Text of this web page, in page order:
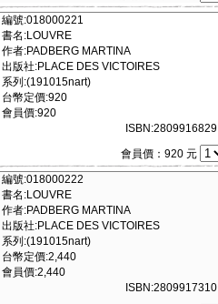
編號:018000221
書名:LOUVRE
作者:PADBERG MARTINA
出版社:PLACE DES VICTOIRES
系列:(191015nart)
台幣定價:920
會員價:920
ISBN:2809916829
會員價：920 元
編號:018000222
書名:LOUVRE
作者:PADBERG MARTINA
出版社:PLACE DES VICTOIRES
系列:(191015nart)
台幣定價:2,440
會員價:2,440
ISBN:2809917310